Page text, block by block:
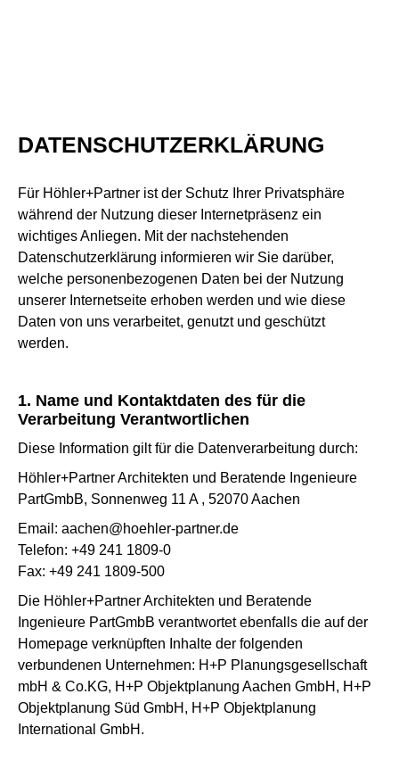
DATENSCHUTZ­ERKLÄRUNG
Für Höhler+Partner ist der Schutz Ihrer Privatsphäre
während der Nutzung dieser Internetpräsenz ein
wichtiges Anliegen. Mit der nachstehenden
Datenschutzerklärung informieren wir Sie darüber,
welche personenbezogenen Daten bei der Nutzung
unserer Internetseite erhoben werden und wie diese
Daten von uns verarbeitet, genutzt und geschützt
werden.
1. Name und Kontaktdaten des für die
Verarbeitung Verantwortlichen
Diese Information gilt für die Datenverarbeitung durch:
Höhler+Partner Architekten und Beratende Ingenieure
PartGmbB, Sonnenweg 11 A , 52070 Aachen
Email: aachen@hoehler-partner.de
Telefon: +49 241 1809-0
Fax: +49 241 1809-500
Die Höhler+Partner Architekten und Beratende
Ingenieure PartGmbB verantwortet ebenfalls die auf der
Homepage verknüpften Inhalte der folgenden
verbundenen Unternehmen: H+P Planungsgesellschaft
mbH & Co.KG, H+P Objektplanung Aachen GmbH, H+P
Objektplanung Süd GmbH, H+P Objektplanung
International GmbH.